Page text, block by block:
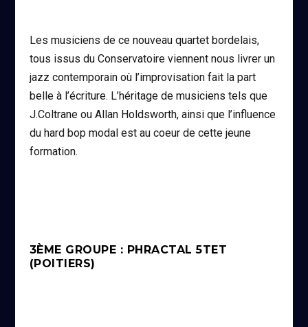
Les musiciens de ce nouveau quartet bordelais,
tous issus du Conservatoire viennent nous livrer un
jazz contemporain où l’improvisation fait la part
belle à l’écriture. L’héritage de musiciens tels que
J.Coltrane ou Allan Holdsworth, ainsi que l’influence
du hard bop modal est au coeur de cette jeune
formation.
3ÈME GROUPE : PHRACTAL 5TET
(POITIERS)